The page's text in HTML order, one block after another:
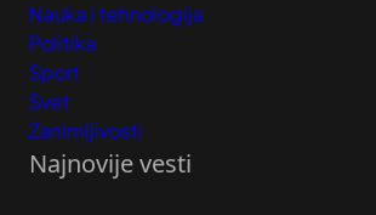
Nauka i tehnologija
Politika
Sport
Svet
Zanimljivosti
Najnovije vesti